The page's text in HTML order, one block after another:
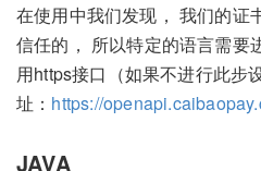
在使用中我们发现， 我们的证
信任的， 所以特定的语言需要
用https接口（如果不进行此步
址： https://
JAVA